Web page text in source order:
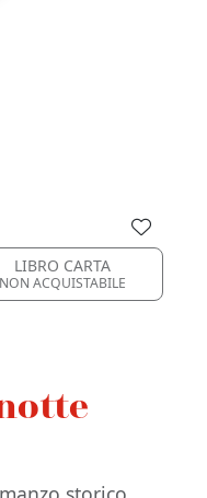
LIBRO CARTA
NON ACQUISTABILE